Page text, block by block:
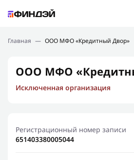
Подбор займа
Новости
Финансовое просвещение
Главная — ООО МФО «Кредитный Двор»
ООО МФО
Исключенная организация
Регистрационный номер записи
651403380005044
Ошибка:Контактная форма не
Спасибо, что написали нам
Мы свяжемся с Вами в
результат
Отправить новый